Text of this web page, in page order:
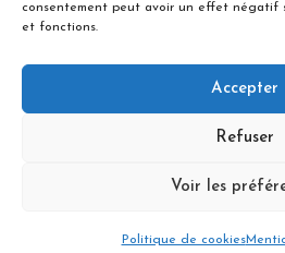
consentement peut avoir un effet négatif
et fonctions.
Accepter
Refuser
Voir les
Politique de cookies
Nuances
Suivez-nous
© 2021 illDESIGN-